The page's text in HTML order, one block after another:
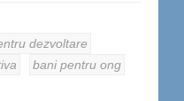
dezvoltare
bani pentru ong